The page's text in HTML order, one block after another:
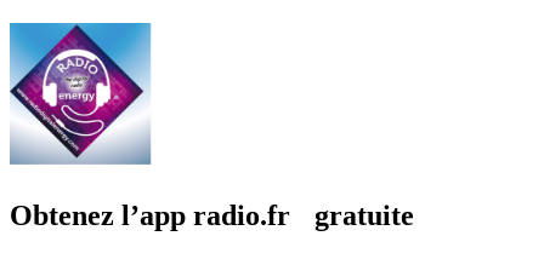
Obtenez l’app radio.fr gratuite